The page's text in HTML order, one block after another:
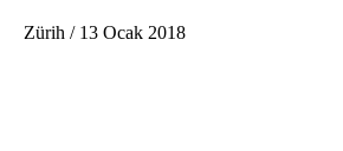
Zürih / 13 Ocak 2018